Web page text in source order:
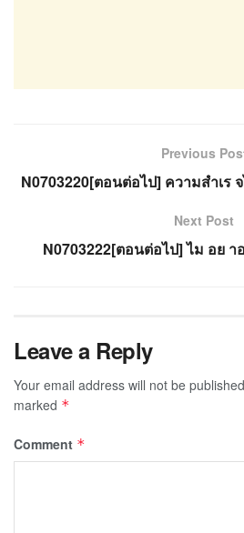
Previous
N0703220[ตอนต่อไป] ความสำเร
Next Post
N0703222[ตอนต่อไป] ไม อย า
Leave a Reply
Your email address will not be
marked *
Comment *